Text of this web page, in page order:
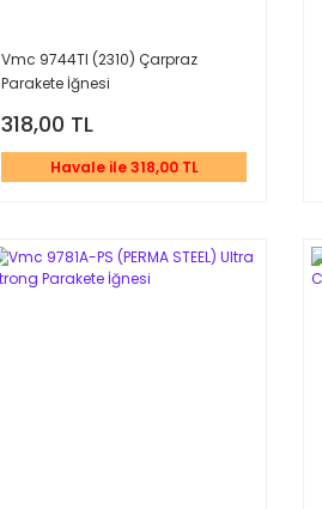
Vmc 9744TI (2310) Çarpraz
Parakete İğnesi
318,00 TL
Havale ile 318,00 TL